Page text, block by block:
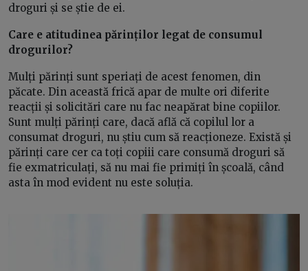
droguri și se știe de ei.
Care e atitudinea părinților legat de consumul
drogurilor?
Mulți părinți sunt speriați de acest fenomen, din
păcate. Din această frică apar de multe ori diferite
reacții și solicitări care nu fac neapărat bine copiilor.
Sunt mulți părinți care, dacă află că copilul lor a
consumat droguri, nu știu cum să reacționeze. Există și
părinți care cer ca toți copiii care consumă droguri să
fie exmatriculați, să nu mai fie primiți în școală, când
asta în mod evident nu este soluția.